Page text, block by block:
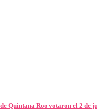
Quintana Roo votaron el 2 de